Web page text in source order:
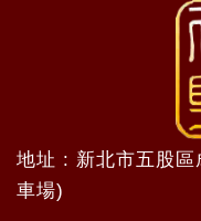
地址 : 新北市五股
車場)